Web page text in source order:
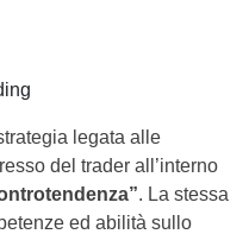
legata alle
del trader all’interno
. La stessa
ed abilità sullo